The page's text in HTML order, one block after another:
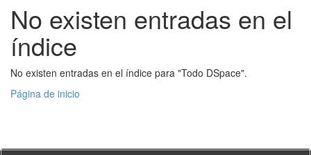
No existen entradas en el
índice
No existen entradas en el índice para "Todo DSpace".
Página de inicio